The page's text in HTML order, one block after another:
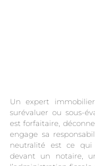
Un expert
surévaluer ou sous-
est forfaitaire,
engage sa
neutralité est ce
devant un notaire,